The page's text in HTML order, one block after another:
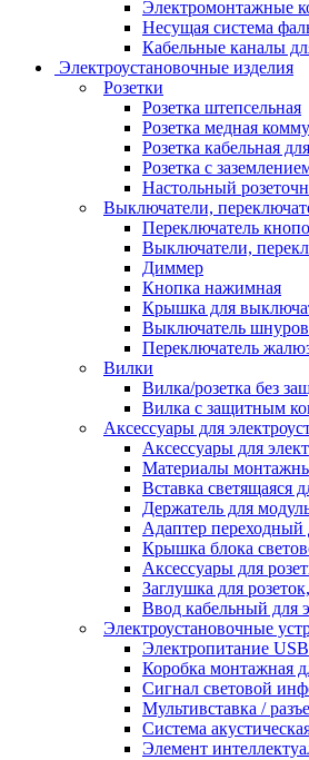
Электромонтажные
Несущая система
Кабельные каналы
Электроустановочные изделия
Розетки
Розетка штепсельная
Розетка медная
Розетка кабельная
Розетка с
Настольный
Выключатели,
Переключатель
Выключатели,
Диммер
Кнопка нажимная
Крышка для
Выключатель
Переключатель
Вилки
Вилка/розетка без
Вилка с защитным
Аксессуары для
Аксессуары для
Материалы
Вставка светящаяся
Держатель для
Адаптер переходный
Крышка блока
Аксессуары для
Заглушка для
Ввод кабельный для
Электроустановочные
Электропитание USB
Коробка монтажная
Сигнал световой
Мультивставка /
Система
Элемент